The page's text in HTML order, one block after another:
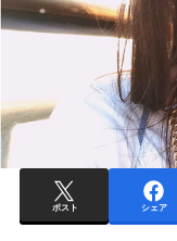
ポスト シェア